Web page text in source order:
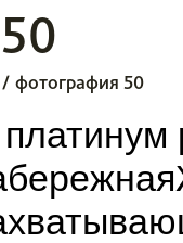
/ фотография 50